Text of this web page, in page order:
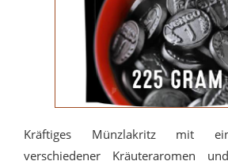
Kräftiges Münzlakritz mit
verschiedener Kräuteraromen